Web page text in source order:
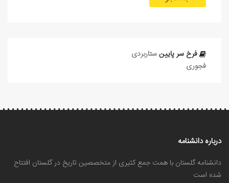
فرخ‌ سر پایینستاربردی
فجوری
درباره دانشنامه
دانشنامه گلستان با همت جمع کثیری از متخصصین تاریخ در گلستان افتتاح
شده است